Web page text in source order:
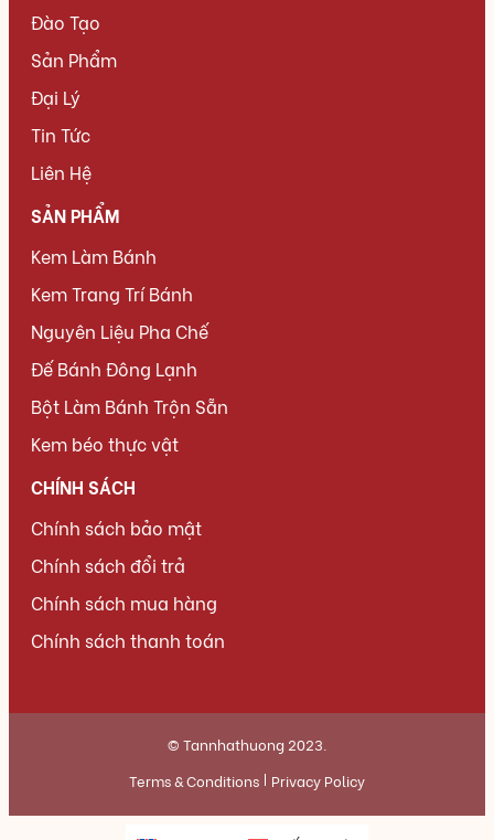
Đào Tạo
Sản Phẩm
Đại Lý
Tin Tức
Liên Hệ
SẢN PHẨM
Kem Làm Bánh
Kem Trang Trí Bánh
Nguyên Liệu Pha Chế
Đế Bánh Đông Lạnh
Bột Làm Bánh Trộn Sẵn
Kem béo thực vật
CHÍNH SÁCH
Chính sách bảo mật
Chính sách đổi trả
Chính sách mua hàng
Chính sách thanh toán
© Tannhathuong 2023.
Terms & Conditions
Privacy Policy